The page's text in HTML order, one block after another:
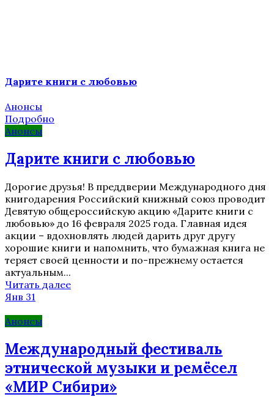
Дарите книги с любовью
Анонсы
Подробно
Анонсы
Дарите книги с любовью
Дорогие друзья! В преддверии Международного дня
книгодарения Российский книжный союз проводит
Девятую общероссийскую акцию «Дарите книги с
любовью» до 16 февраля 2025 года. Главная идея
акции – вдохновлять людей дарить друг другу
хорошие книги и напомнить, что бумажная книга не
теряет своей ценности и по-прежнему остается
актуальным...
Читать далее
Янв 31
Анонсы
Международный фестиваль
этнической музыки и ремёсел
«МИР Сибири»